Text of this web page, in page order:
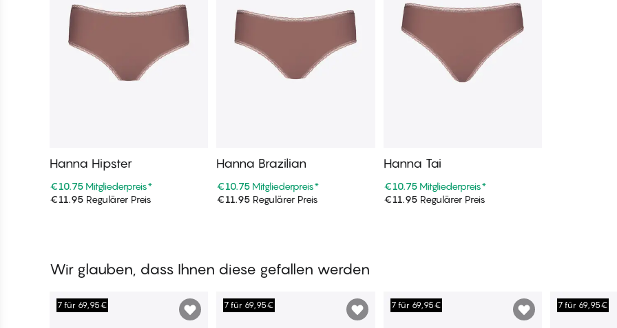
In den Warenkorb
Hanna Hipster
€10.75 Mitgliederpreis*
€11.95 Regulärer Preis In den Warenkorb
Hanna Brazilian
€10.75 Mitgliederpreis*
€11.95 Regulärer Preis In den Warenkorb
Hanna Tai
€10.75 Mitgliederpreis*
€11.95Regulärer Preis
Wir glauben, dass Ihnen diese gefallen werden
7 für 69,95€ 7 für 69,95€ 7 für 69,95€ 7 für 69,95€